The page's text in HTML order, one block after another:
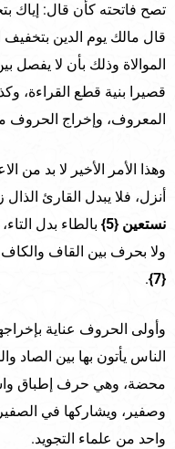
تصح فاتحته كأن قال: إياك
قال مالك يوم الدين بتخفيف
الموالاة وذلك بأن لا يفصل
قصيرا بنية قطع القراءة،
المعروف، وإخراج الحروف
وهذا الأمر الأخير لا بد من
أنزل، فلا يبدل القارئ الذال
نستعين {5}
بالطاء بدل التاء،
ولا بحرف بين القاف
{7}
.
وأولى الحروف عناية
الناس يأتون بها بين
محضة، وهي حرف إطباق
وصفير، ويشاركها في
واحد من علماء التجويد.